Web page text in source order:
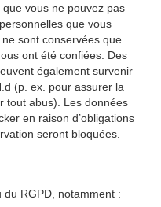
vous ne pouvez pas
que vous
sont conservées que
ont été confiées. Des
également survenir
(p. ex. pour assurer la
tout abus). Les données
en raison d’obligations
seront bloquées.
RGPD, notamment :